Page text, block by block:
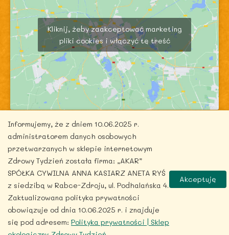
Kliknij, żeby zaakceptować marketing
pliki cookies i włączyć tę treść
Copyright © 2026 zdrowytydzien.pl | Powered by
ITentego.pl
Informujemy, że z dniem 10.06.2025 r.
administratorem danych osobowych
przetwarzanych w sklepie internetowym
Zdrowy Tydzień została firma: „AKAR”
SPÓŁKA CYWILNA ANNA KASIARZ ANETA RYŚ
z siedzibą w Rabce-Zdroju, ul. Podhalańska 4.
Zaktualizowana polityka prywatności
obowiązuje od dnia 10.06.2025 r. i znajduje
się pod adresem: Polityka prywatności | Sklep
Akceptuję